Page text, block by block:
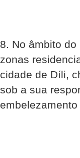
8. No âmbito
zonas
cidade de Díli,
sob a sua